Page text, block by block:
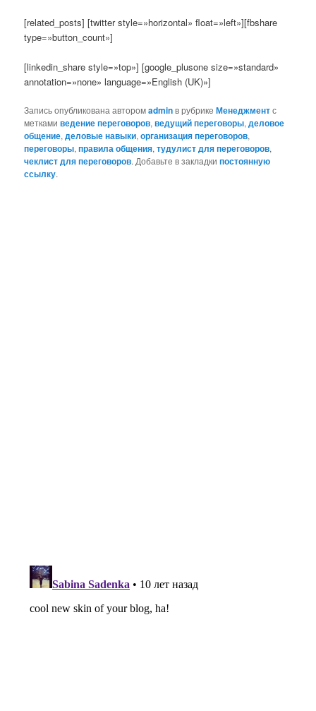
[related_posts] [twitter style=»horizontal» float=»left»][fbshare
type=»button_count»]
[linkedin_share style=»top»] [google_plusone size=»standard»
annotation=»none» language=»English (UK)»]
Запись опубликована авторомadminв рубрикеМенеджментс
меткамиведение переговоров,ведущий переговоры,деловое
общение,деловые навыки,организация переговоров,
переговоры,правила общения,тудулист для переговоров,
чеклист для переговоров. Добавьте в закладкипостоянную
ссылку.